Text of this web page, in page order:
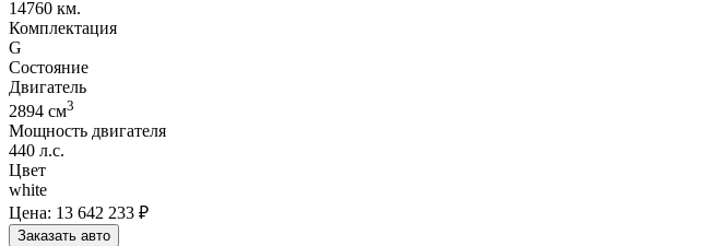
14760 км.
Комплектация
G
Состояние
Двигатель
2894 cм3
Мощность двигателя
440 л.с.
Цвет
white
Цена: 13 642 233 ₽
Заказать авто